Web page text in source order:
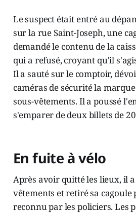
Le suspect était entré au
sur la rue Saint-Joseph, une
demandé le contenu de la
qui a refusé, croyant qu'il
Il a sauté sur le comptoir,
caméras de sécurité la
sous-vêtements. Il a poussé
s'emparer de deux billets de
En fuite à vélo
Après avoir quitté les lieux, il a
vêtements et retiré sa cagoule
reconnu par les policiers. Les